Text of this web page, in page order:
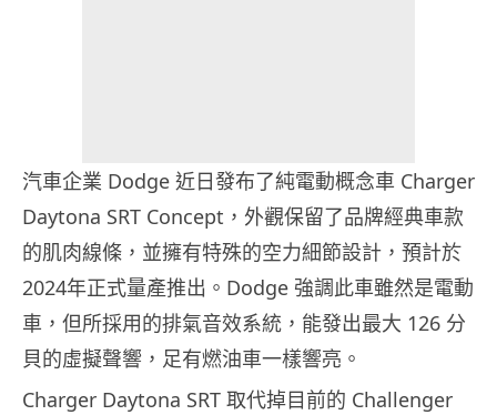
汽車企業 Dodge 近日發布了純電動概念車 Charger
Daytona SRT Concept，外觀保留了品牌經典車款
的肌肉線條，並擁有特殊的空力細節設計，預計於
2024年正式量產推出。Dodge 強調此車雖然是電動
車，但所採用的排氣音效系統，能發出最大 126 分
貝的虛擬聲響，足有燃油車一樣響亮。
Charger Daytona SRT 取代掉目前的 Challenger